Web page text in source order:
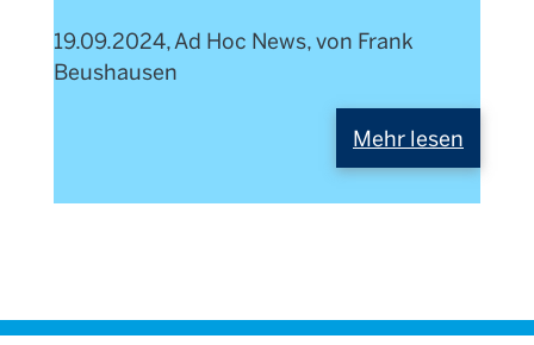
19.09.2024, Ad Hoc News, von Frank
Beushausen
Mehr lesen